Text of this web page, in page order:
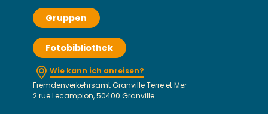
Gruppen
Fotobibliothek
Wie kann ich anreisen?
Fremdenverkehrsamt Granville Terre et Mer
2 rue Lecampion, 50400 Granville